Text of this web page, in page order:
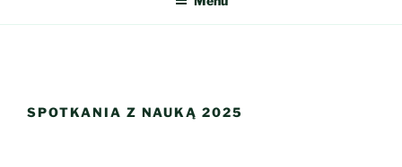
SPOTKANIA Z NAUKĄ 2025